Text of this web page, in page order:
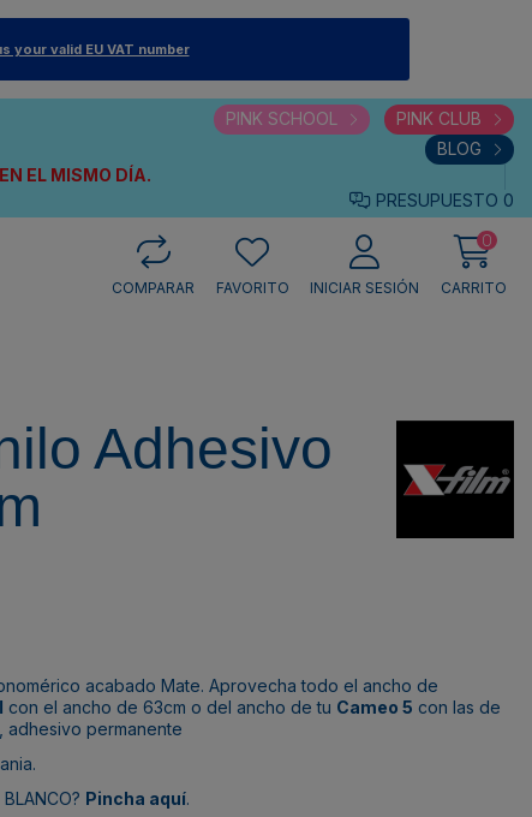
your valid EU VAT number
EL MISMO DÍA.
PINK SCHOOL
PINK CLUB
BLOG
PRESUPUESTO 0
COMPARAR
FAVORITO INICIAR SESIÓN
0
CARRITO
Adhesivo
acabado Mate. Aprovecha todo el ancho de
con el ancho de 63cm o del ancho de tu Cameo 5 con las de
adhesivo permanente
Pincha aquí.